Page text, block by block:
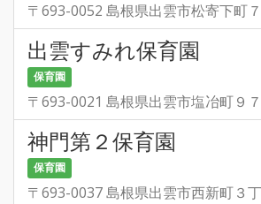
〒693-0052 島根県出雲市松寄下町
出雲すみれ保育園
保育園
〒693-0021 島根県出雲市塩冶町９
神門第２保育園
保育園
〒693-0037 島根県出雲市西新町３